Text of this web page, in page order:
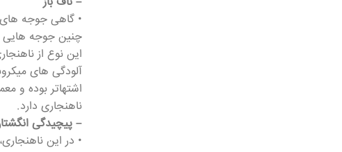
• گاهی جوجه های
چنین جوجه هایی
این نوع از
آلودگی های
اشتهاتر بوده و
ناهنجاری دارد.
– پیچیدگی
• در این